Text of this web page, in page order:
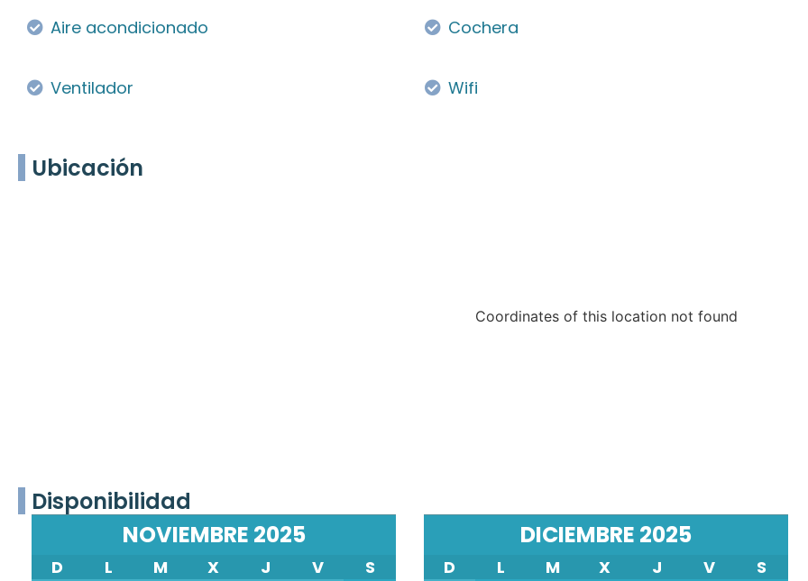
Aire acondicionado Cochera
Ventilador Wifi
Ubicación
Coordinates of this location not found
Disponibilidad
NOVIEMBRE 2025
D L M X J V
S
DICIEMBRE 2025
D L M X J V
S